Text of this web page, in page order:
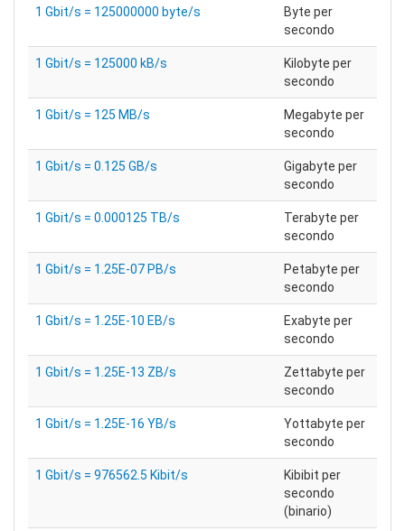
1 Gbit/s = 125000000 byte/s
Byte per
secondo
1 Gbit/s = 125000 kB/s
Kilobyte per
secondo
1 Gbit/s = 125 MB/s
Megabyte per
secondo
1 Gbit/s = 0.125 GB/s
Gigabyte per
secondo
1 Gbit/s = 0.000125 TB/s
Terabyte per
secondo
1 Gbit/s = 1.25E-07 PB/s
Petabyte per
secondo
1 Gbit/s = 1.25E-10 EB/s
Exabyte per
secondo
1 Gbit/s = 1.25E-13 ZB/s
Zettabyte per
secondo
1 Gbit/s = 1.25E-16 YB/s
Yottabyte per
secondo
1 Gbit/s = 976562.5 Kibit/s
Kibibit per
secondo
(binario)